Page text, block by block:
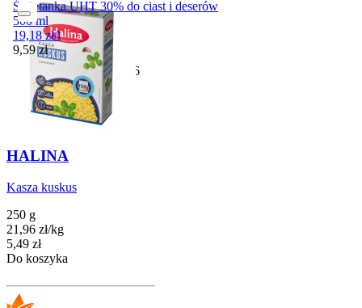
Śmietanka UHT 30% do ciast i deserów
500 ml
19,18 zł/l
Cena
9,59 zł
29-11-2026
HALINA
Kasza kuskus
250 g
21,96 zł/kg
Cena
5,49 zł
Do koszyka